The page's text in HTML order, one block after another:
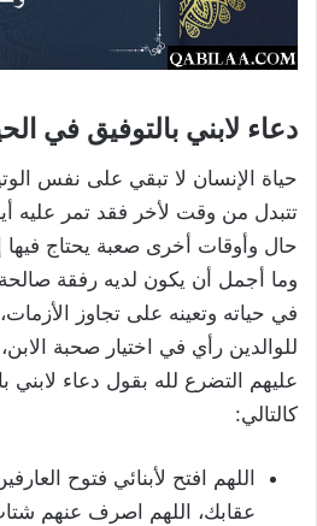
دعاء لابني بالتوفيق في
حياة الإنسان لا تبقي على نفس
تتبدل من وقت لأخر فقد تمر عليه
حال وأوقات أخرى صعبة يحتاج فيها
وما أجمل أن يكون لديه رفقة
في حياته وتعينه على تجاوز
للوالدين رأي في اختيار صحبة
عليهم التضرع لله بقول دعاء لابني
كالتالي:
اللهم افتح لأبنائي فتوح
عقابك، اللهم اصرف عنهم